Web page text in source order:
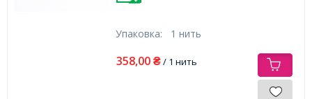
Упаковка: 1 нить
358,00 ₴/ 1 нить